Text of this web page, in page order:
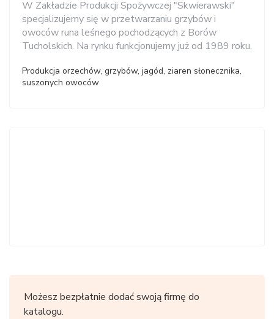
W Zakładzie Produkcji Spożywczej "Skwierawski"
specjalizujemy się w przetwarzaniu grzybów i
owoców runa leśnego pochodzących z Borów
Tucholskich. Na rynku funkcjonujemy już od 1989 roku.
Produkcja orzechów, grzybów, jagód, ziaren słonecznika,
suszonych owoców
Możesz bezpłatnie dodać swoją firmę do
katalogu.